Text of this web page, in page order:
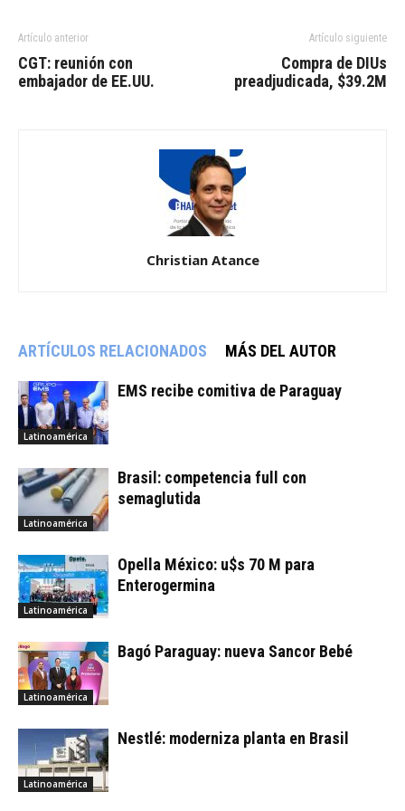
Artículo anterior
CGT: reunión con
embajador de EE.UU.
Artículo siguiente
Compra de DIUs
preadjudicada, $39.2M
Christian Atance
ARTÍCULOS RELACIONADOS MÁS DEL AUTOR
Latinoamérica
EMS recibe comitiva de Paraguay
Latinoamérica
Brasil: competencia full con
semaglutida
Latinoamérica
Opella México: u$s 70 M para
Enterogermina
Latinoamérica
Bagó Paraguay: nueva Sancor Bebé
Latinoamérica
Nestlé: moderniza planta en Brasil